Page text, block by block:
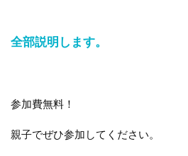
全部説明します。
参加費無料！
親子でぜひ参加してください。